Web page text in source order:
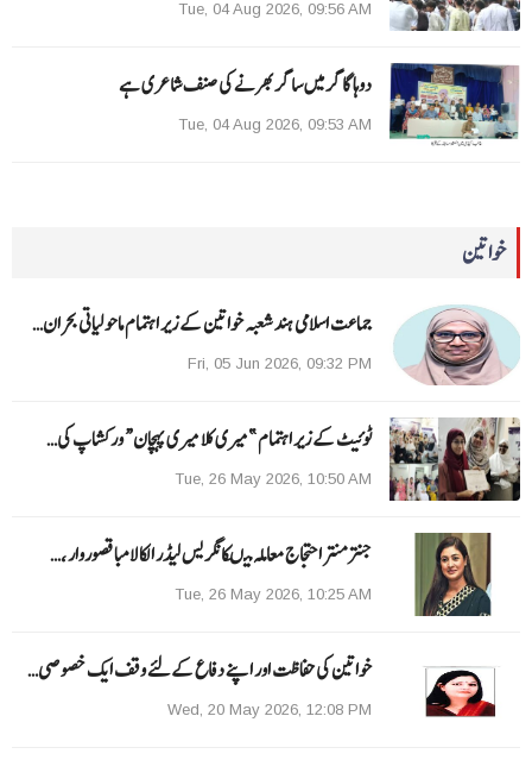
Tue, 04 Aug 2026, 09:56 AM
دوہا گاگر میں ساگر بھرنے کی صنف شاعری ہے
Tue, 04 Aug 2026, 09:53 AM
خواتین
جماعت اسلامی ہند شعبہ خواتین کے زیر اہتمام ماحولیاتی بحران…
Fri, 05 Jun 2026, 09:32 PM
ٹوئیٹ کے زیر اہتمام ”میری کلا میری پہچان“ ورکشاپ کی…
Tue, 26 May 2026, 10:50 AM
جنتر منتر احتجاج معاملہ میںکانگریس لیڈر الکا لامبا قصوروار ،…
Tue, 26 May 2026, 10:25 AM
خواتین کی حفاظت اور اپنے دفاع کےلئے وقف ایک خصوصی…
Wed, 20 May 2026, 12:08 PM